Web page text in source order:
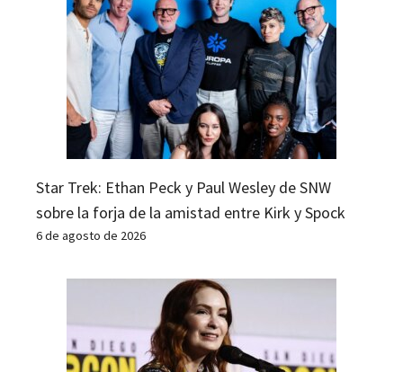
Star Trek: Ethan Peck y Paul Wesley de SNW
sobre la forja de la amistad entre Kirk y Spock
6 de agosto de 2026